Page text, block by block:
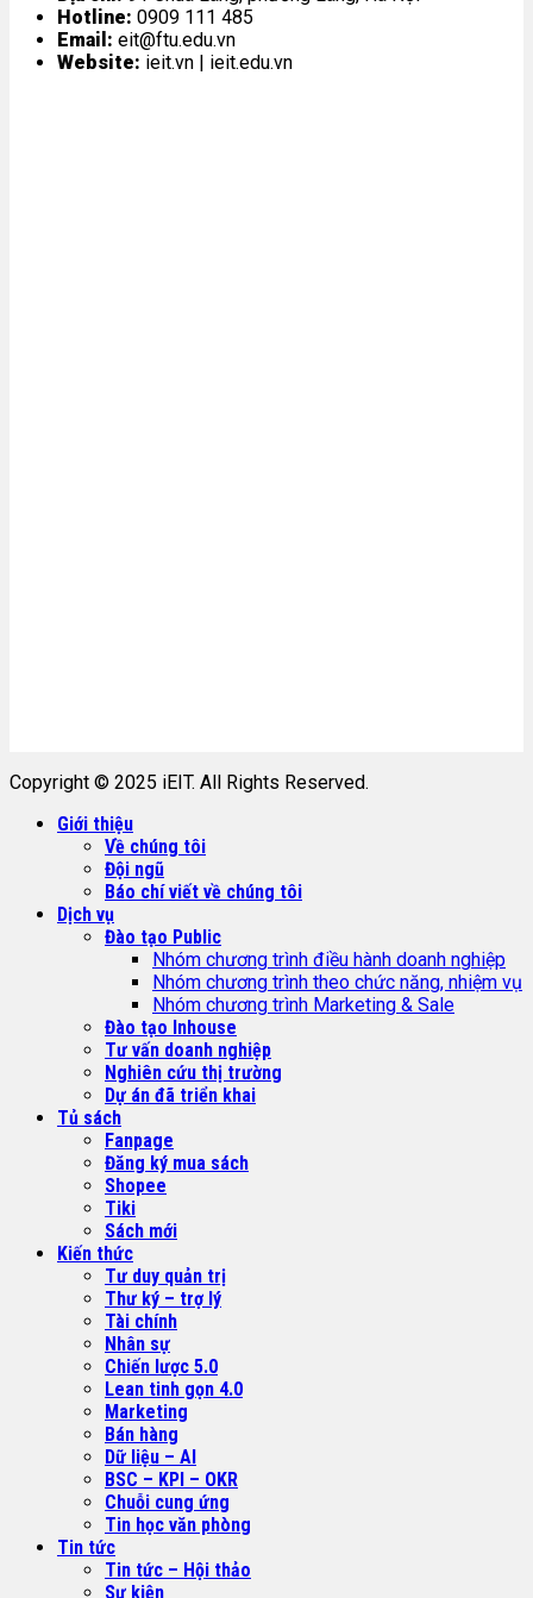
Hotline: 0909 111 485
Email: eit@ftu.edu.vn
Website: ieit.vn | ieit.edu.vn
Copyright © 2025 iEIT. All Rights Reserved.
Giới thiệu
Về chúng tôi
Đội ngũ
Báo chí viết về chúng tôi
Dịch vụ
Đào tạo Public
Nhóm chương trình điều hành doanh nghiệp
Nhóm chương trình theo chức năng, nhiệm vụ
Nhóm chương trình Marketing & Sale
Đào tạo Inhouse
Tư vấn doanh nghiệp
Nghiên cứu thị trường
Dự án đã triển khai
Tủ sách
Fanpage
Đăng ký mua sách
Shopee
Tiki
Sách mới
Kiến thức
Tư duy quản trị
Thư ký – trợ lý
Tài chính
Nhân sự
Chiến lược 5.0
Lean tinh gọn 4.0
Marketing
Bán hàng
Dữ liệu – AI
BSC – KPI – OKR
Chuỗi cung ứng
Tin học văn phòng
Tin tức
Tin tức – Hội thảo
Sự kiện